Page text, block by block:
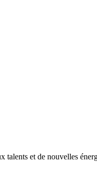
et de nouvelles